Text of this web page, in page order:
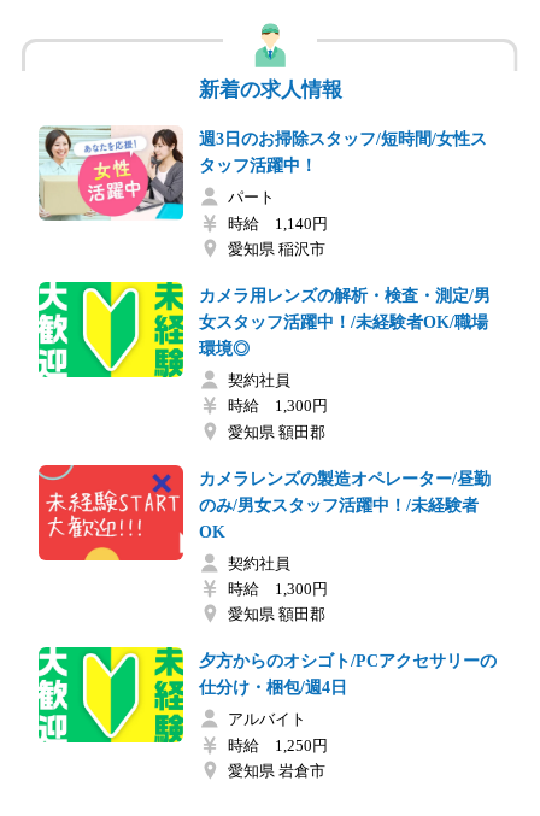
新着の求人情報
週3日のお掃除スタッフ/短時間/女性ス
タッフ活躍中！
パート
時給 1,140円
愛知県 稲沢市
カメラ用レンズの解析・検査・測定/男
女スタッフ活躍中！/未経験者OK/職場
環境◎
契約社員
時給 1,300円
愛知県 額田郡
カメラレンズの製造オペレーター/昼勤
のみ/男女スタッフ活躍中！/未経験者
OK
契約社員
時給 1,300円
愛知県 額田郡
夕方からのオシゴト/PCアクセサリーの
仕分け・梱包/週4日
アルバイト
時給 1,250円
愛知県 岩倉市